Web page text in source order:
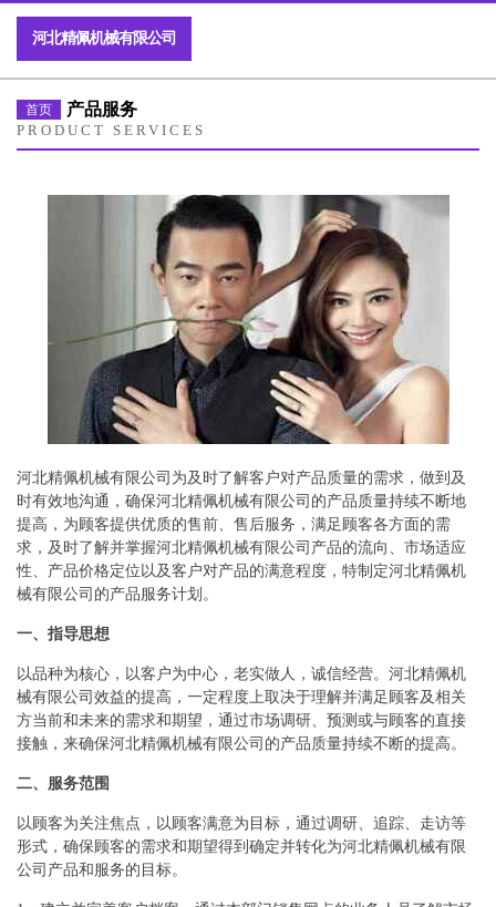
河北精佩机械有限公司
首页 产品服务
PRODUCT SERVICES
河北精佩机械有限公司为及时了解客户对产品质量的需求，做到及
时有效地沟通，确保河北精佩机械有限公司的产品质量持续不断地
提高，为顾客提供优质的售前、售后服务，满足顾客各方面的需
求，及时了解并掌握河北精佩机械有限公司产品的流向、市场适应
性、产品价格定位以及客户对产品的满意程度，特制定河北精佩机
械有限公司的产品服务计划。
一、指导思想
以品种为核心，以客户为中心，老实做人，诚信经营。河北精佩机
械有限公司效益的提高，一定程度上取决于理解并满足顾客及相关
方当前和未来的需求和期望，通过市场调研、预测或与顾客的直接
接触，来确保河北精佩机械有限公司的产品质量持续不断的提高。
二、服务范围
以顾客为关注焦点，以顾客满意为目标，通过调研、追踪、走访等
形式，确保顾客的需求和期望得到确定并转化为河北精佩机械有限
公司产品和服务的目标。